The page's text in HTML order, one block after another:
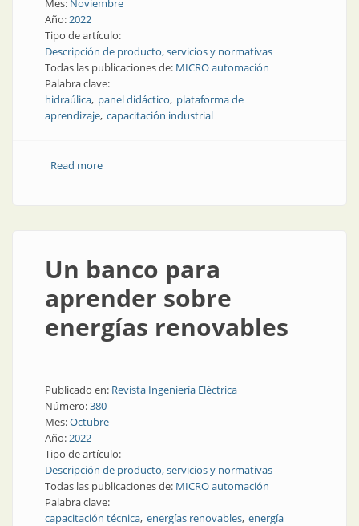
Mes: Noviembre
Año:2022
Tipo de artículo:
Descripción de producto, servicios y normativas
Todas las publicaciones de: MICRO automación
Palabra clave:
hidraúlica panel didáctico plataforma de
aprendizaje capacitación industrial
Read moreabout Aprendizaje y entrenamiento en hidráulica
Un banco para
aprender sobre
energías renovables
Publicado en: Revista Ingeniería Eléctrica
Número:380
Mes:Octubre
Año:2022
Tipo de artículo:
Descripción de producto, servicios y normativas
Todas las publicaciones de: MICRO automación
Palabra clave:
capacitación técnica energías renovables energía